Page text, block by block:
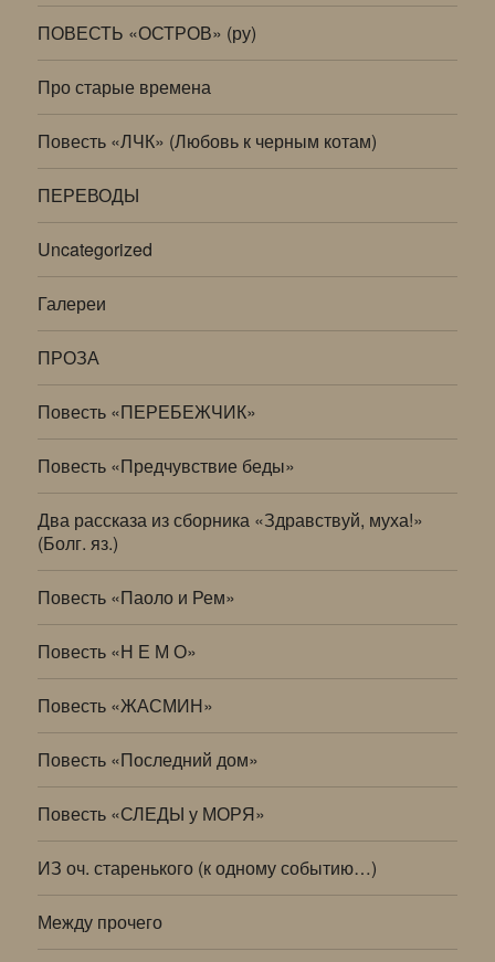
ПОВЕСТЬ «ОСТРОВ» (ру)
Про старые времена
Повесть «ЛЧК» (Любовь к черным котам)
ПЕРЕВОДЫ
Uncategorized
Галереи
ПРОЗА
Повесть «ПЕРЕБЕЖЧИК»
Повесть «Предчувствие беды»
Два рассказа из сборника «Здравствуй, муха!»
(Болг. яз.)
Повесть «Паоло и Рем»
Повесть «Н Е М О»
Повесть «ЖАСМИН»
Повесть «Последний дом»
Повесть «СЛЕДЫ у МОРЯ»
ИЗ оч. старенького (к одному событию…)
Между прочего